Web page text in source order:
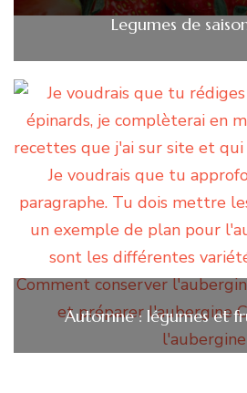
Legumes de
Automne : légumes et